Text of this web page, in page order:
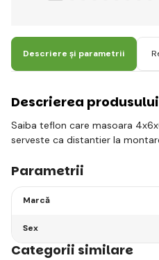
Descriere și parametrii
Descrierea produsului
Saiba teflon care masoara
serveste ca distantier la
Parametrii
Marcă
Sex
Categorii similare